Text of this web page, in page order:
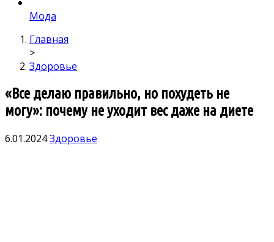
Мода
Главная
>
Здоровье
«Все делаю правильно, но похудеть не
могу»: почему не уходит вес даже на диете
6.01.2024Здоровье